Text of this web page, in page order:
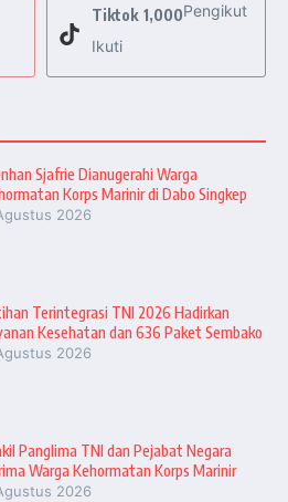
Tiktok 1,000Pengikut
Ikuti
Sjafrie Dianugerahi Warga
Korps Marinir di Dabo Singkep
2026
Terintegrasi TNI 2026 Hadirkan
Kesehatan dan 636 Paket Sembako
2026
Panglima TNI dan Pejabat Negara
Warga Kehormatan Korps Marinir
2026